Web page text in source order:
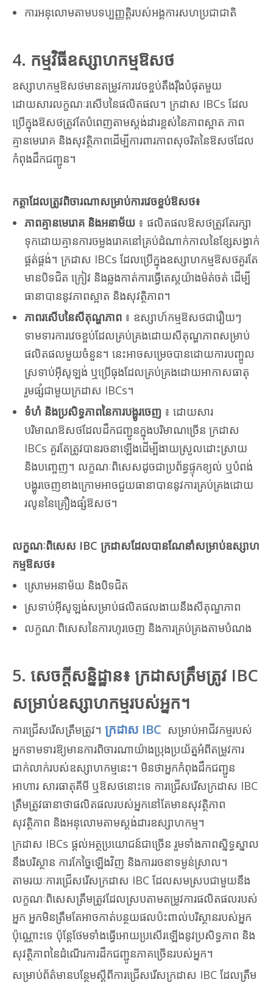
ការអនុលោមតាមបទប្បញ្ញត្តិរបស់អង្គការសហប្រជាជាតិ
4. កម្មវិធីឧស្សាហកម្មឱសថ
ឧស្សាហកម្មឱសថមានតម្រូវការវេចខ្ចប់តឹងរ៉ឹងបំផុតមួយ
ដោយសារលក្ខណៈរសើបនៃផលិតផល។ ក្រដាស IBCs ដែល
ប្រើក្នុងឱសថត្រូវតែបំពេញតាមស្តង់ដារខ្ពស់នៃភាពស្អាត ភាព
គ្មានមេរោគ និងសុវត្ថិភាពដើម្បីការពារភាពសុចរិតនៃឱសថដែល
កំពុងដឹកជញ្ជូន។
កត្តាដែលត្រូវពិចារណាសម្រាប់ការវេចខ្ចប់ឱសថ៖
ភាពគ្មានមេរោគ និងអនាម័យ ៖ ផលិតផលឱសថត្រូវតែរក្សា
ទុកដោយគ្មានការចម្លងរោគនៅគ្រប់ដំណាក់កាលនៃខ្សែសង្វាក់
ផ្គត់ផ្គង់។ ក្រដាស IBCs ដែលប្រើក្នុងឧស្សាហកម្មឱសថគួរតែ
មានបិទជិត ក្រៀវ និងឆ្លងកាត់ការធ្វើតេស្តយ៉ាងម៉ត់ចត់ ដើម្បី
ធានាបាននូវភាពស្អាត និងសុវត្ថិភាព។
ភាពរសើបនៃសីតុណ្ហភាព ៖ ឧស្សាហ៍កម្មឱសថជារឿយៗ
ទាមទារការវេចខ្ចប់ដែលគ្រប់គ្រងដោយសីតុណ្ហភាពសម្រាប់
ផលិតផលមួយចំនួន។ នេះអាចសម្រេចបានដោយការបញ្ចូល
ស្រទាប់អ៊ីសូឡង់ ឬប្រើធុងដែលគ្រប់គ្រងដោយអាកាសធាតុ
រួមផ្សំជាមួយក្រដាស IBCs។
ទំហំ និងប្រសិទ្ធភាពនៃការបង្ហូរចេញ ៖ ដោយសារ
បរិមាណឱសថដែលដឹកជញ្ជូនក្នុងបរិមាណច្រើន ក្រដាស
IBCs គួរតែត្រូវបានរចនាឡើងដើម្បីងាយស្រួលដោះស្រាយ
និងបញ្ចេញ។ លក្ខណៈពិសេសដូចជាប្រព័ន្ធផ្ទុកខ្យល់ ឬបំពង់
បង្ហូរចេញខាងក្រោមអាចជួយធានាបាននូវការគ្រប់គ្រងដោយ
រលូននៃគ្រឿងផ្សំឱសថ។
លក្ខណៈពិសេស IBC ក្រដាសដែលបានណែនាំសម្រាប់ឧស្សាហ
កម្មឱសថ៖
ស្រោមអនាម័យ និងបិទជិត
ស្រទាប់អ៊ីសូឡង់សម្រាប់ផលិតផលងាយនឹងសីតុណ្ហភាព
លក្ខណៈពិសេសនៃការហូរចេញ និងការគ្រប់គ្រងតាមបំណង
5. សេចក្តីសន្និដ្ឋាន៖ ក្រដាសត្រឹមត្រូវ IBC
សម្រាប់ឧស្សាហកម្មរបស់អ្នក។
ការជ្រើសរើសត្រឹមត្រូវ។ ក្រដាស IBC សម្រាប់អាជីវកម្មរបស់
អ្នកទាមទារឱ្យមានការពិចារណាយ៉ាងប្រុងប្រយ័ត្នអំពីតម្រូវការ
ជាក់លាក់របស់ឧស្សាហកម្មនេះ។ មិនថាអ្នកកំពុងដឹកជញ្ជូន
អាហារ សារធាតុគីមី ឬឱសថនោះទេ ការជ្រើសរើសក្រដាស IBC
ត្រឹមត្រូវធានាថាផលិតផលរបស់អ្នកនៅតែមានសុវត្ថិភាព
សុវត្ថិភាព និងអនុលោមតាមស្តង់ដារឧស្សាហកម្ម។
ក្រដាស IBCs ផ្តល់អត្ថប្រយោជន៍ជាច្រើន រួមទាំងភាពស្និទ្ធស្នាល
នឹងបរិស្ថាន ការកែច្នៃឡើងវិញ និងការរចនាទម្ងន់ស្រាល។
តាមរយៈការជ្រើសរើសក្រដាស IBC ដែលសមស្របជាមួយនឹង
លក្ខណៈពិសេសត្រឹមត្រូវដែលស្របតាមតម្រូវការផលិតផលរបស់
អ្នក អ្នកមិនត្រឹមតែអាចកាត់បន្ថយផលប៉ះពាល់បរិស្ថានរបស់អ្នក
ប៉ុណ្ណោះទេ ប៉ុន្តែថែមទាំងធ្វើអោយប្រសើរឡើងនូវប្រសិទ្ធភាព និង
សុវត្ថិភាពនៃដំណើរការដឹកជញ្ជូនភាគច្រើនរបស់អ្នក។
សម្រាប់ព័ត៌មានបន្ថែមស្តីពីការជ្រើសរើសក្រដាស IBC ដែលត្រឹម